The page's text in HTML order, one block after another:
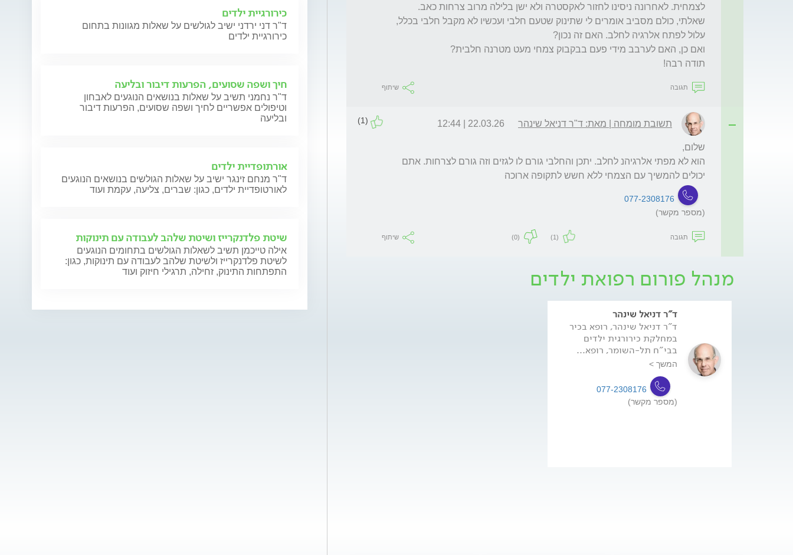
תודה רבה!
תגובה שיתוף
תשובת מומחה | מאת: ד"ר דניאל שינהר 22.03.26 | 12:44
(1)
יכולים להמשיך עם הצמחי ללא חשש לתקופה ארוכה
077-2308176
(מספר מקשר)
תגובה (1)
(0) שיתוף
מנהל פורום רפואת ילדים
ד"ר דניאל שינהר
ד"ר דניאל שינהר, רופא בכיר
במחלקת כירורגית ילדים
בבי"ח תל-השומר, רופא...
המשך >
077-2308176
(מספר מקשר)
כירורגיית ילדים
ד"ר דני ירדני ישיב לגולשים על שאלות מגוונות בתחום
כירורגיית ילדים
חיך ושפה שסועים, הפרעות דיבור ובליעה
ד"ר נחמני תשיב על שאלות בנושאים הנוגעים לאבחון
וטיפולים אפשריים לחיך ושפה שסועים, הפרעות דיבור
ובליעה
אורתופדיית ילדים
ד"ר מנחם זינגר ישיב על שאלות הגולשים בנושאים הנוגעים
לאורטופדיית ילדים, כגון: שברים, צליעה, עקמת ועוד
שיטת פלדנקרייז ושיטת שלהב לעבודה עם תינוקות
אילה טייכמן תשיב לשאלות הגולשים בתחומים הנוגעים
לשיטת פלדנקרייז ולשיטת שלהב לעבודה עם תינוקות, כגון:
התפתחות התינוק, זחילה, תרגילי חיזוק ועוד